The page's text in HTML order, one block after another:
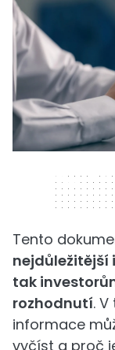
320 x 50
Tento
nejdůležitější
tak
rozhodnutí.
informace
vyčíst a proč